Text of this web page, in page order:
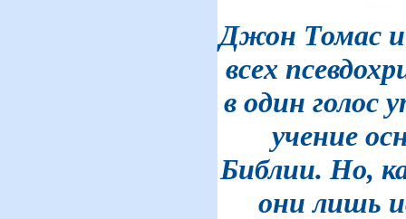
Джон Томас и
всех
в один
учение
Библии. Но,
они лишь